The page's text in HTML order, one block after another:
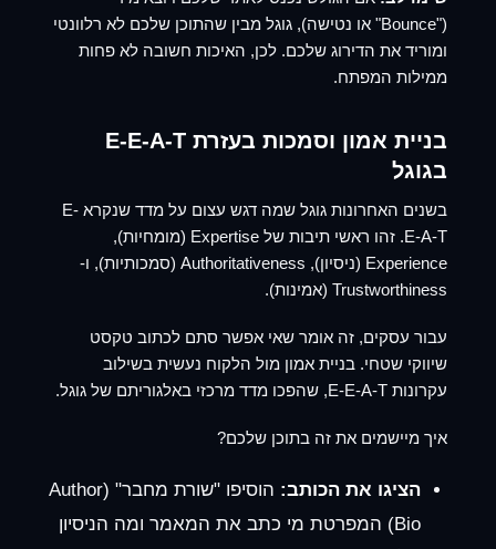
("Bounce" או נטישה), גוגל מבין שהתוכן שלכם לא רלוונטי
ומוריד את הדירוג שלכם. לכן, האיכות חשובה לא פחות
ממילות המפתח.
בניית אמון וסמכות בעזרת E-E-A-T
בגוגל
בשנים האחרונות גוגל שמה דגש עצום על מדד שנקרא E-
E-A-T. זהו ראשי תיבות של Expertise (מומחיות),
Experience (ניסיון), Authoritativeness (סמכותיות), ו-
Trustworthiness (אמינות).
עבור עסקים, זה אומר שאי אפשר סתם לכתוב טקסט
שיווקי שטחי. בניית אמון מול הלקוח נעשית בשילוב
עקרונות E-E-A-T, שהפכו מדד מרכזי באלגוריתם של גוגל.
איך מיישמים את זה בתוכן שלכם?
הציגו את הכותב:
הוסיפו "שורת מחבר" (Author
Bio) המפרטת מי כתב את המאמר ומה הניסיון